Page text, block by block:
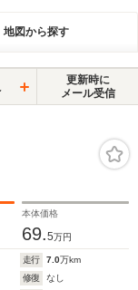
地図から探す
更新時に
メール受信
本体価格
69.5万円
走行 7.0万km
修復
なし